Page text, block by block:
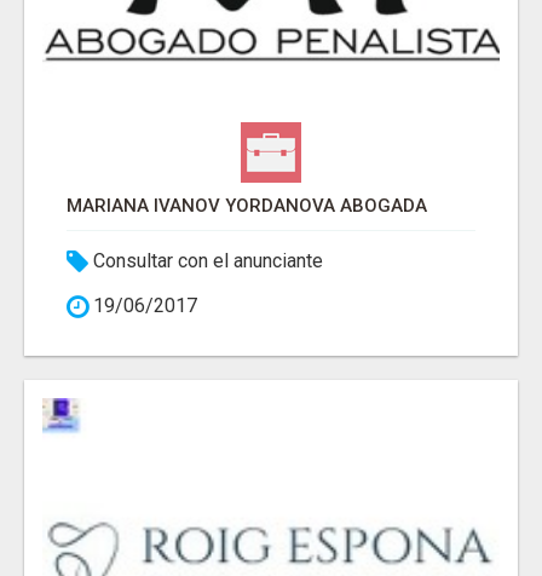
MARIANA IVANOV YORDANOVA ABOGADA
Consultar con el anunciante
19/06/2017